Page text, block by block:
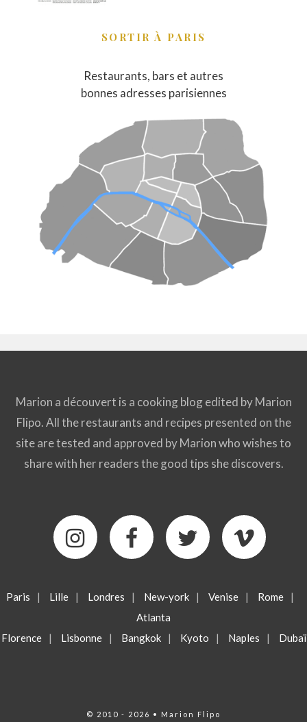
SORTIR À PARIS
Restaurants, bars et autres
bonnes adresses parisiennes
Marion a découvert is a cooking blog edited by Marion
Flipo. All the restaurants and recipes presented on the
site are tested and approved by Marion who wishes to
share with her readers the good tips she discovers.
Paris | Lille | Londres | New-york | Venise | Rome
|
Atlanta
Florence
| Lisbonne | Bangkok | Kyoto | Naples | Dubaï
© 2010 - 2026 • Marion Flipo